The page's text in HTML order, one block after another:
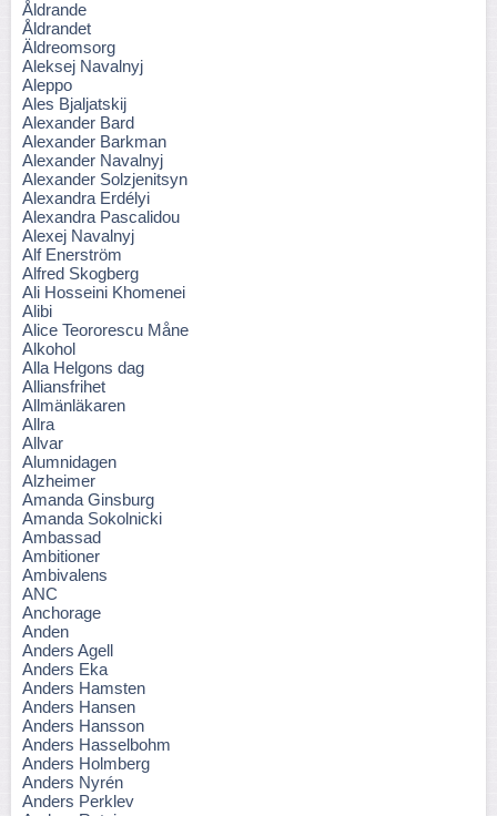
Åldrande
Åldrandet
Äldreomsorg
Aleksej Navalnyj
Aleppo
Ales Bjaljatskij
Alexander Bard
Alexander Barkman
Alexander Navalnyj
Alexander Solzjenitsyn
Alexandra Erdélyi
Alexandra Pascalidou
Alexej Navalnyj
Alf Enerström
Alfred Skogberg
Ali Hosseini Khomenei
Alibi
Alice Teororescu Måne
Alkohol
Alla Helgons dag
Alliansfrihet
Allmänläkaren
Allra
Allvar
Alumnidagen
Alzheimer
Amanda Ginsburg
Amanda Sokolnicki
Ambassad
Ambitioner
Ambivalens
ANC
Anchorage
Anden
Anders Agell
Anders Eka
Anders Hamsten
Anders Hansen
Anders Hansson
Anders Hasselbohm
Anders Holmberg
Anders Nyrén
Anders Perklev